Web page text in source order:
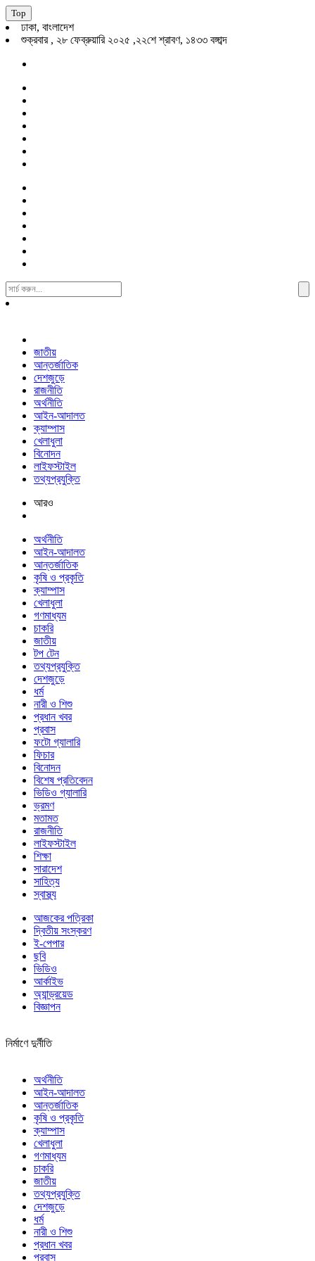
Top
ঢাকা, বাংলাদেশ
শুক্রবার , ২৮ ফেব্রুয়ারি ২০২৫ ,২২শে শ্রাবণ, ১৪৩৩ বঙ্গাব্দ
Search
For:
জাতীয়
আন্তর্জাতিক
দেশজুড়ে
রাজনীতি
অর্থনীতি
আইন-আদালত
ক্যাম্পাস
খেলাধুলা
বিনোদন
লাইফস্টাইল
তথ্যপ্রযুক্তি
আরও
অর্থনীতি
আইন-আদালত
আন্তর্জাতিক
কৃষি ও প্রকৃতি
ক্যাম্পাস
খেলাধুলা
গণমাধ্যম
চাকরি
জাতীয়
টপ টেন
তথ্যপ্রযুক্তি
দেশজুড়ে
ধর্ম
নারী ও শিশু
প্রধান খবর
প্রবাস
ফটো গ্যালারি
ফিচার
বিনোদন
বিশেষ প্রতিবেদন
ভিডিও গ্যালারি
ভ্রমণ
মতামত
রাজনীতি
লাইফস্টাইল
শিক্ষা
সারাদেশ
সাহিত্য
স্বাস্থ্য
আজকের পত্রিকা
দ্বিতীয় সংস্করণ
ই-পেপার
ছবি
ভিডিও
আর্কাইভ
অ্যান্ড্রয়েড
বিজ্ঞাপন
নির্মাণে দুর্নীতি
অর্থনীতি
আইন-আদালত
আন্তর্জাতিক
কৃষি ও প্রকৃতি
ক্যাম্পাস
খেলাধুলা
গণমাধ্যম
চাকরি
জাতীয়
তথ্যপ্রযুক্তি
দেশজুড়ে
ধর্ম
নারী ও শিশু
প্রধান খবর
প্রবাস